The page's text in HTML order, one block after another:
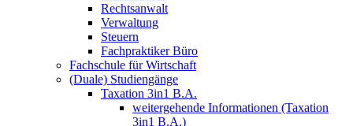
Rechtsanwalt
Verwaltung
Steuern
Fachpraktiker Büro
Fachschule für Wirtschaft
(Duale) Studiengänge
Taxation 3in1 B.A.
weitergehende Informationen (Taxation
3in1 B.A.)